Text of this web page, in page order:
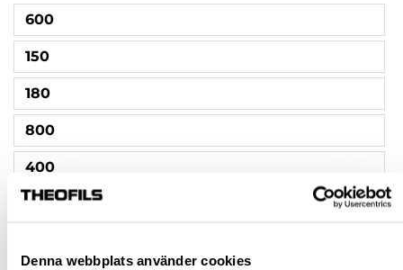
Denna webbplats använder cookies
600
150
180
800
400
500